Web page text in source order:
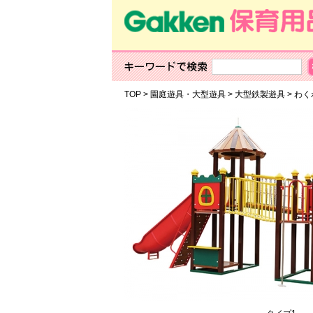
TOP> 園庭遊具・大型遊具> 大型鉄製遊具> わ